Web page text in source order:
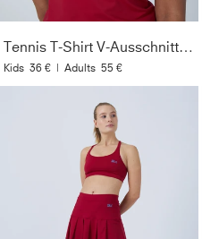
Tennis T-Shirt V-Ausschnitt Damen & Mädchen, bordeaux rot
Kids 36 € | Adults 55 €